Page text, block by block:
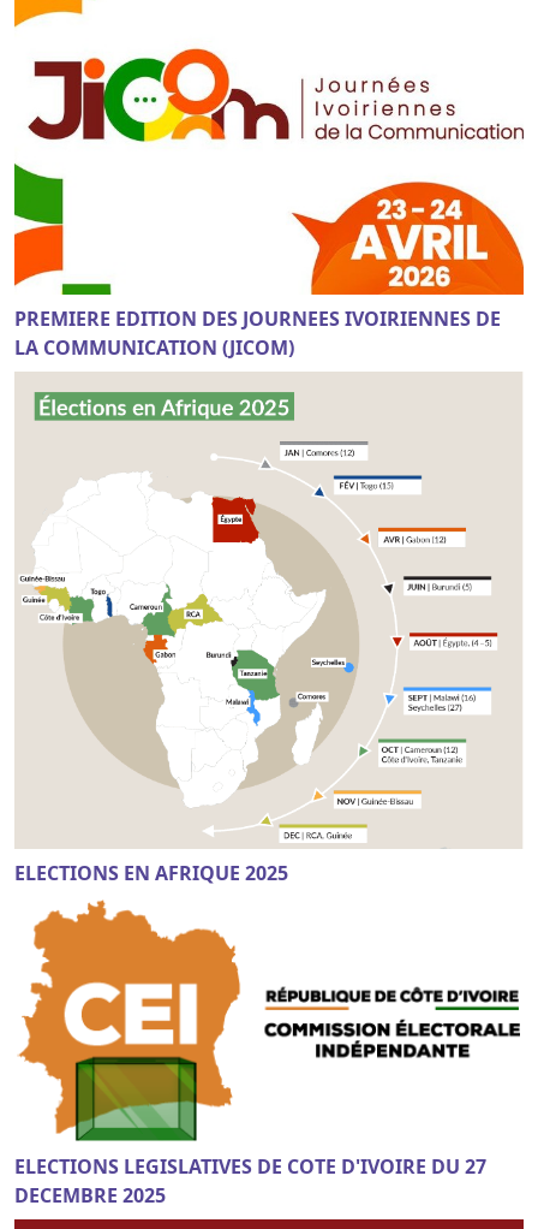
PREMIERE EDITION DES JOURNEES IVOIRIENNES DE
LA COMMUNICATION (JICOM)
ELECTIONS EN AFRIQUE 2025
ELECTIONS LEGISLATIVES DE COTE D'IVOIRE DU 27
DECEMBRE 2025